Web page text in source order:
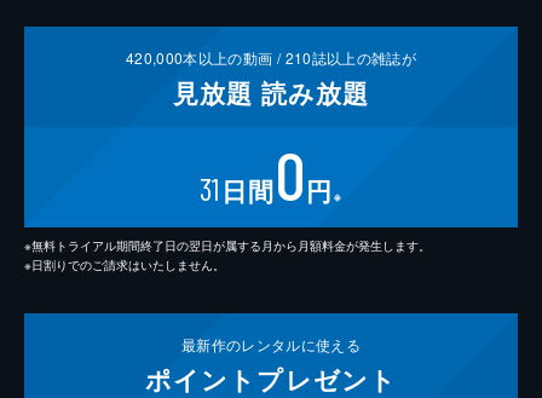
420,000本以上の動画 /210誌以上の雑誌が
見放題 読み放題
31 日間0円 ※
※無料トライアル期間終了日の翌日が属する月から月額料金が発生します。
※日割りでのご請求はいたしません。
最新作のレンタルに使える
ポイント プレゼント